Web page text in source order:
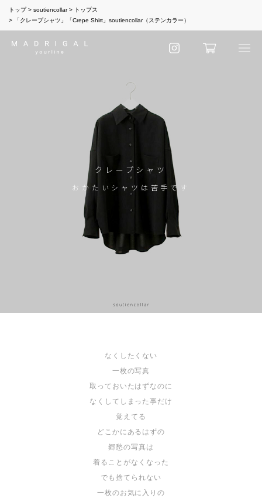
トップ soutiencollar
トップス
「クレープシャツ」「Crepe Shirt」soutiencollar（ステンカラー）
クレープシャツ
おかたいシャツは苦手です
なくしたくない
一枚の写真
取っておいたはずなのに
なくしてしまった事だけ
覚えてる
どこかにあるはずの
郷愁の写真は
着ることがなくなった
でも捨てられない
一枚のお気に入りの